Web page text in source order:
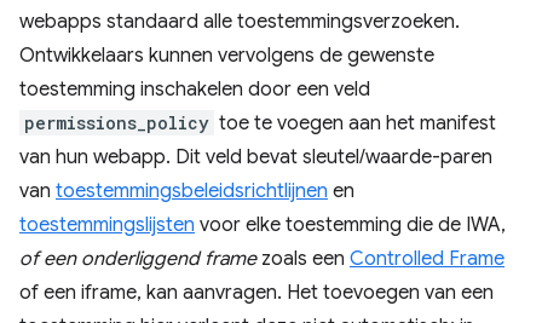
webapps standaard alle toestemmingsverzoeken.
Ontwikkelaars kunnen vervolgens de gewenste
toestemming inschakelen door een veld
permissions_policy toe te voegen aan het manifest
van hun webapp. Dit veld bevat sleutel/waarde-paren
van toestemmingsbeleidsrichtlijnen en
toestemmingslijsten voor elke toestemming die de IWA,
of een onderliggend framezoals een Controlled Frame
of een iframe, kan aanvragen. Het toevoegen van een